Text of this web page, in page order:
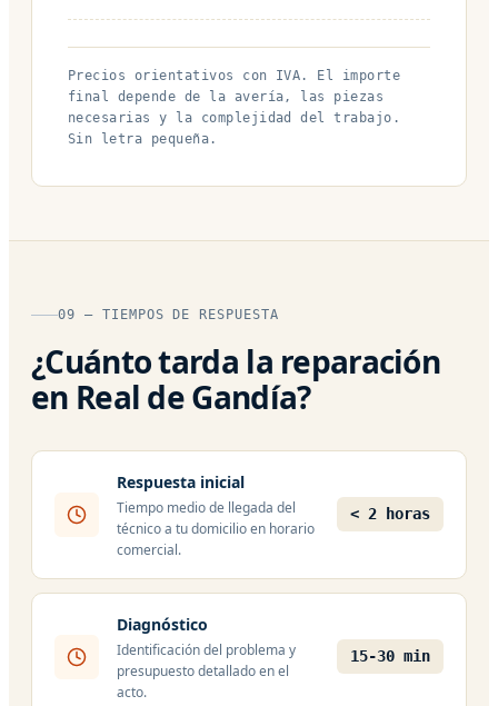
Precios orientativos con IVA. El importe
final depende de la avería, las piezas
necesarias y la complejidad del trabajo.
Sin letra pequeña.
09 — TIEMPOS DE RESPUESTA
¿Cuánto tarda la reparación
en Real de Gandía?
Respuesta inicial
Tiempo medio de llegada del
técnico a tu domicilio en horario
comercial.
< 2 horas
Diagnóstico
Identificación del problema y
presupuesto detallado en el
acto.
15-30 min